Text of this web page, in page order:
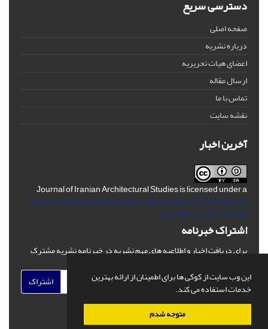
این وب سایت از کوکی ها برای اطمینان از ارائه بهترین
خدمات استفاده می کند.
متوجه شدم
دسترسی سریع
صفحه اصلی
درباره نشریه
اعضای هیات تحریریه
ارسال مقاله
تماس با ما
نقشه سایت
آخرین اخبار
Journal of Iranian Architectural Studies is licensed under a
Creative Commons Attribution-ShareAlike 4.0 International
License. (CC BY-AA 4.0)
اشتراک خبرنامه
برای دریافت اخبار و اطلاعیه های مهم نشریه در خبرنامه نشریه مشترک
اشتراک